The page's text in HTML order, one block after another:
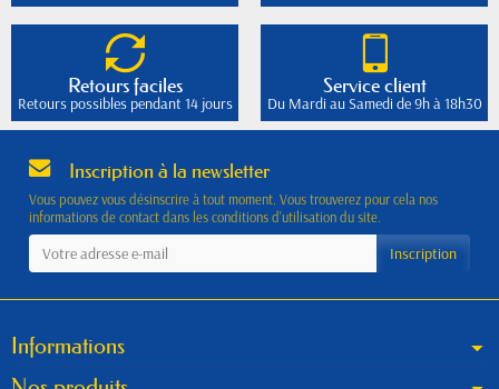
Retours faciles
Retours possibles pendant 14 jours
Service client
Du Mardi au Samedi de 9h à 18h30
Inscription à la newsletter
Vous pouvez vous désinscrire à tout moment. Vous trouverez pour cela nos
informations de contact dans les conditions d'utilisation du site.
Informations